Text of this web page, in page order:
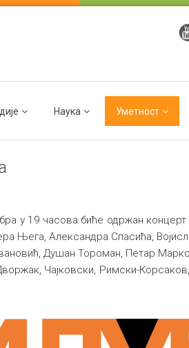
Наука Уметност
у 19 часова биће одржан
Њега, Александра Спасића,
Душан Тороман, Петар
Чајковски, Римски-